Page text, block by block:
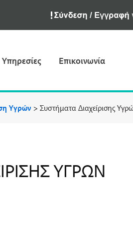
Υπηρεσίες Επικοινωνία
Υγρών >Συστήματα Διαχείρισης
ΥΓΡΏΝ